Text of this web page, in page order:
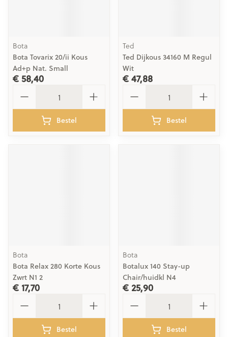
Bota
Bota Tovarix 20/ii Kous
Ad+p Nat. Small
€ 58,40
Bestel
Ted
Ted Dijkous 34160 M Regul
Wit
€ 47,88
Bestel
Bota
Bota Relax 280 Korte Kous
Zwrt N1 2
€ 17,70
Bestel
Bota
Botalux 140 Stay-up
Chair/huidkl N4
€ 25,90
Bestel